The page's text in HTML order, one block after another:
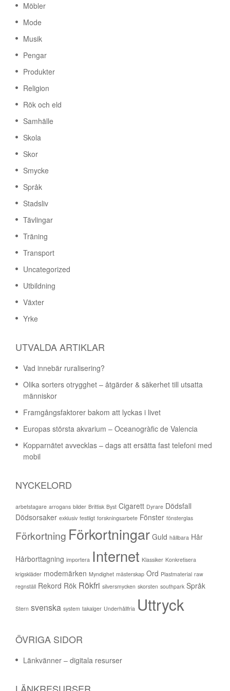
Möbler
Mode
Musik
Pengar
Produkter
Religion
Rök och eld
Samhälle
Skola
Skor
Smycke
Språk
Stadsliv
Tävlingar
Träning
Transport
Uncategorized
Utbildning
Växter
Yrke
UTVALDA ARTIKLAR
Vad innebär ruralisering?
Olika sorters otrygghet – åtgärder & säkerhet till utsatta
människor
Framgångsfaktorer bakom att lyckas i livet
Europas största akvarium – Oceanogràfic de Valencia
Kopparnätet avvecklas – dags att ersätta fast telefoni med
mobil
NYCKELORD
arbetstagare arrogans bilder Brittisk Byst Cigarett Dyrare Dödsfall
Dödsorsaker exklusiv festligt forskningsarbete Fönster fönsterglas
Förkortning Förkortningar Guld hållbara Hår
Hårborttagning importera Internet Klassiker Konkretisera
krigskläder modemärken Myndighet mästerskap Ord Plastmaterial raw
regnställ Rekord Rök Rökfri silversmycken skorsten southpark Språk
Stern svenska system takalger Underhållfria Uttryck
ÖVRIGA SIDOR
Länkvänner – digitala resurser